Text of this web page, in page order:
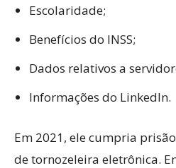
Escolaridade;
Benefícios do INSS;
Dados relativos a
Informações do LinkedIn.
Em 2021, ele cumpria
de tornozeleira eletrônica.